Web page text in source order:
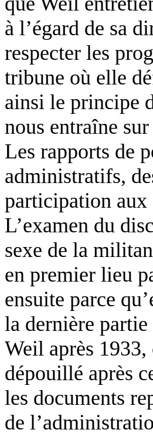
à l’égard de sa
respecter les
tribune où elle
ainsi le principe
nous entraîne
Les rapports de
administratifs,
participation aux
L’examen du
sexe de la
en premier lieu
ensuite parce
la dernière
Weil après
dépouillé après
les documents
de